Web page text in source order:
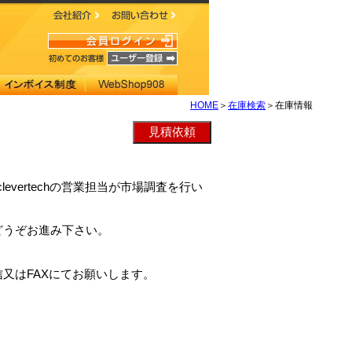
HOME ＞ 在庫検索 ＞在庫情報
の営業担当が市場調査を行い
ぞお進み下さい。
はFAXにてお願いします。